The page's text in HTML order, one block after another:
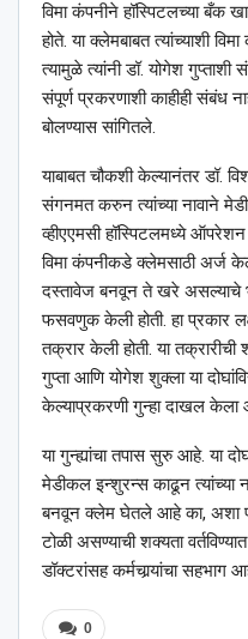
विमा कंपनीने हॉस्पिटलच्या बँक
होते. या क्लेमबाबत त्यांच्याशी
त्यामुळे त्यांनी डॉ. योगेश गुप्ताशी
संपूर्ण प्रकरणाशी काहीही संबंध
बोलण्यास सांगितले.
याबाबत चौकशी केल्यानंतर डॉ.
संगनमत करुन त्यांच्या नावाने
व्हीएएमसी हॉस्पिटलमध्ये
विमा कंपनीकडे क्लेमसाठी अर्ज
दस्तावेज बनवून ते खरे असल्याचे
फसवणुक केली होती. हा प्रकार
तक्रार केली होती. या तक्रारीची
गुप्ता आणि योगेश शुक्ला या
केल्याप्रकरणी गुन्हा दाखल केला
या गुन्ह्यांचा तपास सुरु आहे. या
मेडीकल इन्शुरन्स काढून त्यांच्या
बनवून क्लेम घेतले आहे का, अशा
टोळी असण्याची शक्यता
डॉक्टरांसह कर्मचार्‍यांचा
0